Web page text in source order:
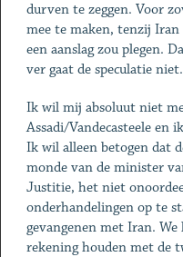
durven te zeggen. Voor
mee te maken, tenzij
een aanslag zou plegen.
ver gaat de speculatie niet.
Ik wil mij absoluut niet
Assadi/Vandecasteele en
Ik wil alleen betogen dat
monde van de minister
Justitie, het niet
onderhandelingen op te
gevangenen met Iran.
rekening houden met de